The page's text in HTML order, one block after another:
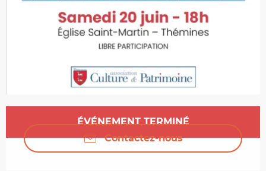
Ouverture et coordonnées
ÉVÉNEMENT TERMINÉ
Contactez-nous